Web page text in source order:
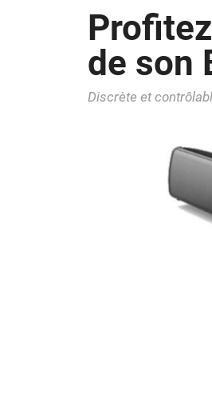
de son
Discrète et